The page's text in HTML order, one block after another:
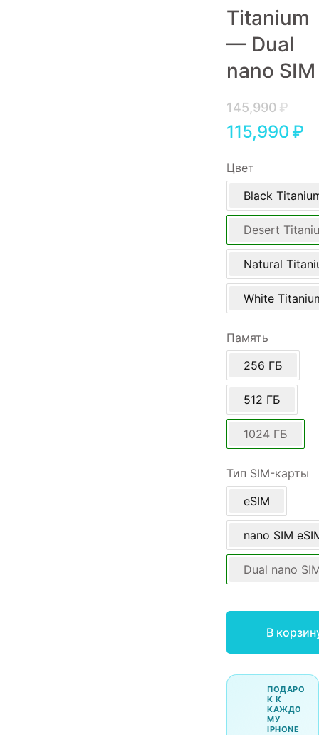
Titanium
— Dual
nano SIM
145,990₽
115,990₽
Цвет
Black
Desert
Natural
White
Память
256 ГБ
512 ГБ
1024 ГБ
Тип SIM-карты
eSIM
nano SIM
Dual nano
В
ПОДАРО
К К
КАЖДО
МУ
IPHONE